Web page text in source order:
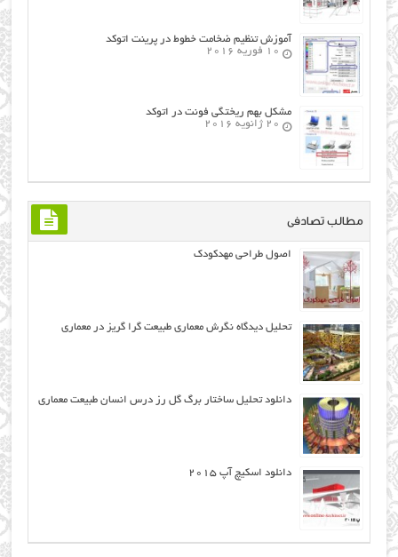
آموزش تنظیم ضخامت خطوط در پرینت اتوکد
10 فوریه 2016
مشکل بهم ریختگی فونت در اتوکد
20 ژانویه 2016
مطالب تصادفی
اصول طراحی مهدکودک
تحلیل دیدگاه نگرش معماری طبيعت گرا گريز در معماری
دانلود تحلیل ساختار برگ گل رز درس انسان طبیعت معماری
دانلود اسکیچ آپ ۲۰۱۵